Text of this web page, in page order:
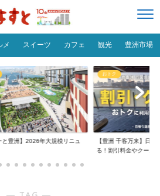
メ スイーツ カフェ 観光 豊洲市場
と豊洲】2026年大規模リニュ
おトク
【豊洲 千客万来】日帰
る！割引料金やクーポ...